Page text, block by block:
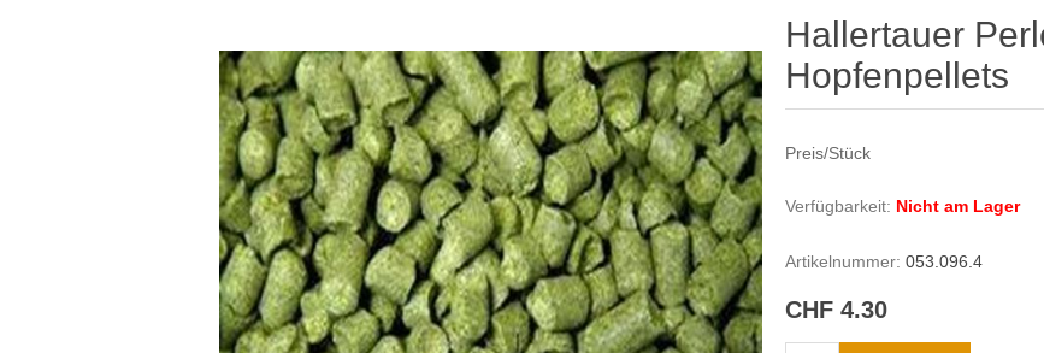
Hallertauer
Hopfenpellets
Preis/Stück
Verfügbarkeit: Nicht am Lager
Artikelnummer: 053.096.4
CHF 4.30